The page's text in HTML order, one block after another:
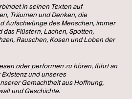
in seinen Texten auf
Träumen und Denken, die
Aufschwünge des Menschen, immer
Flüstern, Lachen, Spotten,
Rauschen, Kosen und Loben der
oder performen zu hören, führt an
und unseres
Gemachtheit aus Hoffnung,
und Geschichte.